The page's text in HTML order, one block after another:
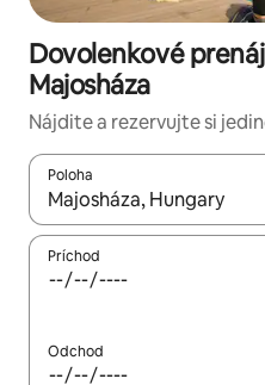
Dovolenkové
Majosháza
Nájdite a rezervujte si
Poloha
Keď budú výsledky k
Príchod
Odchod